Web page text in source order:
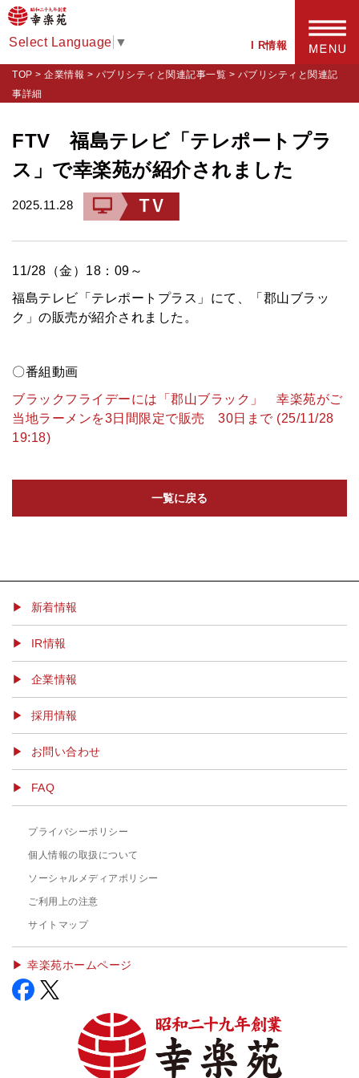
Select Language ▼ I R情報
TOP > 企業情報 > パブリシティと関連記事一覧 > パブリシティと関連記
事詳細
FTV 福島テレビ「テレポートプラ
ス」で幸楽苑が紹介されました
2025.11.28
11/28（金）18：09～
福島テレビ「テレポートプラス」にて、「郡山ブラッ
ク」の販売が紹介されました。
〇番組動画
ブラックフライデーには「郡山ブラック」 幸楽苑がご
当地ラーメンを3日間限定で販売 30日まで (25/11/28
19:18)
一覧に戻る
▶ 新着情報
IR情報
企業情報
採用情報
お問い合わせ
FAQ
プライバシーポリシー
個人情報の取扱について
ソーシャルメディアポリシー
ご利用上の注意
サイトマップ
▶︎ 幸楽苑ホームページ